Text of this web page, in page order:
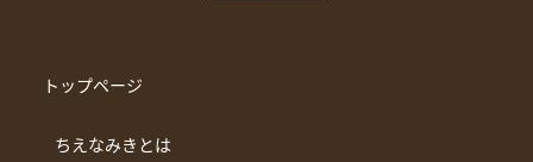
トップページ
ちえなみきとは